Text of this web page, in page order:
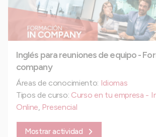
Inglés para reuniones de equipo -
company
Áreas de conocimiento: Idiomas
Tipos de curso: Curso en tu empresa -
Online Presencial
Mostrar actividad